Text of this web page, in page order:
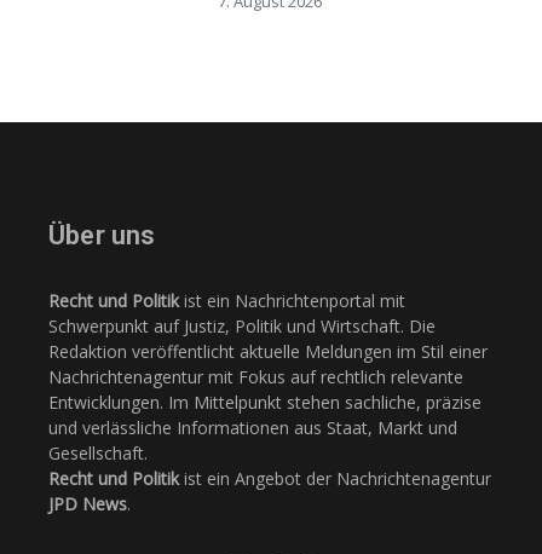
Über uns
Recht und Politikist ein Nachrichtenportal mit
Schwerpunkt auf Justiz, Politik und Wirtschaft. Die
Redaktion veröffentlicht aktuelle Meldungen im Stil einer
Nachrichtenagentur mit Fokus auf rechtlich relevante
Entwicklungen. Im Mittelpunkt stehen sachliche, präzise
und verlässliche Informationen aus Staat, Markt und
Gesellschaft.
Recht und Politikist ein Angebot der Nachrichtenagentur
JPD News.